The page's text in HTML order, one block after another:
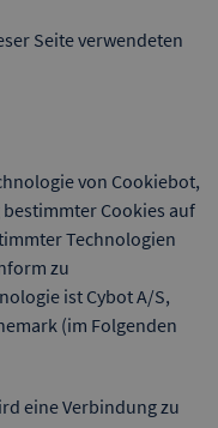
Seite verwendeten
von Cookiebot,
Cookies auf
Technologien
zu
ist Cybot A/S,
(im Folgenden
eine Verbindung zu